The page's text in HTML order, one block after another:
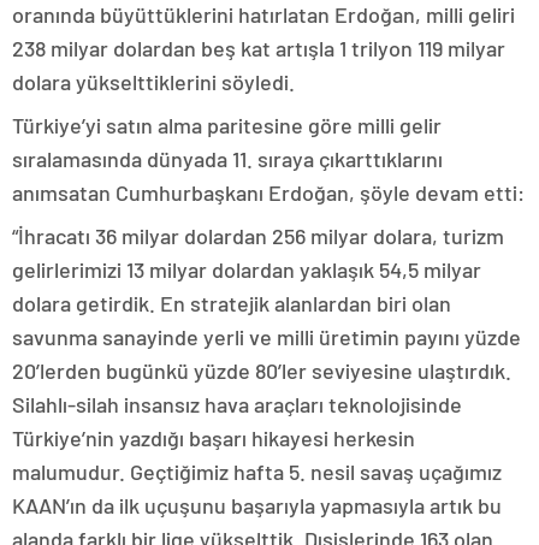
oranında büyüttüklerini hatırlatan Erdoğan, milli geliri
238 milyar dolardan beş kat artışla 1 trilyon 119 milyar
dolara yükselttiklerini söyledi.
Türkiye’yi satın alma paritesine göre milli gelir
sıralamasında dünyada 11. sıraya çıkarttıklarını
anımsatan Cumhurbaşkanı Erdoğan, şöyle devam etti:
“İhracatı 36 milyar dolardan 256 milyar dolara, turizm
gelirlerimizi 13 milyar dolardan yaklaşık 54,5 milyar
dolara getirdik. En stratejik alanlardan biri olan
savunma sanayinde yerli ve milli üretimin payını yüzde
20’lerden bugünkü yüzde 80’ler seviyesine ulaştırdık.
Silahlı-silah insansız hava araçları teknolojisinde
Türkiye’nin yazdığı başarı hikayesi herkesin
malumudur. Geçtiğimiz hafta 5. nesil savaş uçağımız
KAAN’ın da ilk uçuşunu başarıyla yapmasıyla artık bu
alanda farklı bir lige yükselttik. Dışişlerinde 163 olan